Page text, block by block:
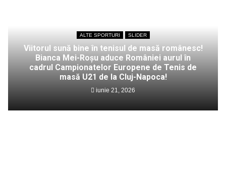
ALTE SPORTURI SLIDER
Viitorul sună bine în tenisul de masă românesc!
Bianca Mei-Roșu aduce României aurul în
cadrul Campionatelor Europene de Tenis de
masă U21 de la Cluj-Napoca!
iunie 21, 2026